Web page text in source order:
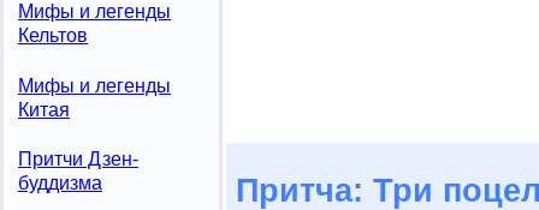
Мифы и легенды
Кельтов
Мифы и легенды
Китая
Притчи Дзен-
буддизма
Притча: Три